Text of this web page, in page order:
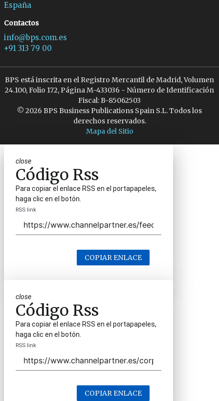
España
Contactos
info@bps.com.es
+91 313 79 00
BPS está inscrita en el Registro Mercantil de Madrid, Volumen
24.100, Folio 172, Página M-433036 - Número de Identificación
Fiscal: B-85062503
© 2026 BPS Business Publications Spain S.L. Todos los
derechos reservados.
Mapa del Sitio
close
Código Rss
Para copiar el enlace RSS en el portapapeles,
haga clic en el botón.
RSS link
COPIAR ENLACE
close
Código Rss
Para copiar el enlace RSS en el portapapeles,
haga clic en el botón.
RSS link
COPIAR ENLACE